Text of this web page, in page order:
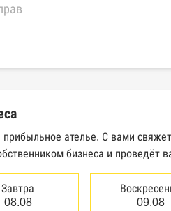
налоговой службы
арбитражного суда
о банкротстве
о банкротстве
ателье. С вами
бизнеса и проведёт
Завтра
08.08
09.08